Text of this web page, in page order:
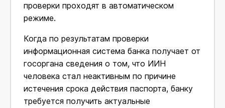
проверки проходят в автоматическом
режиме.
Когда по результатам проверки
информационная система банка получает от
госоргана сведения о том, что ИИН
человека стал неактивным по причине
истечения срока действия паспорта, банку
требуется получить актуальные